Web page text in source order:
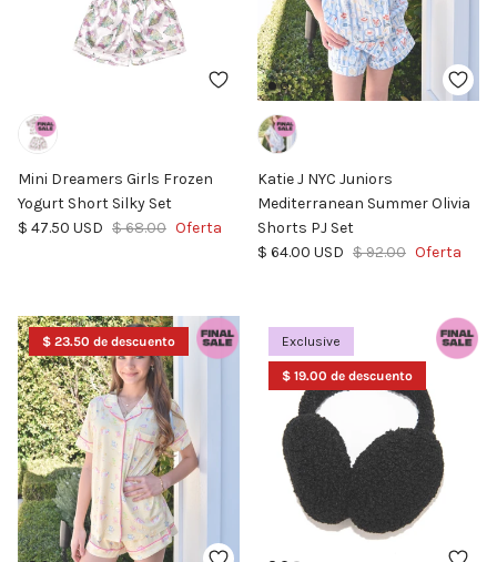
Mini Dreamers Girls Frozen
Yogurt Short Silky Set
Precio de venta
$ 47.50 USD Precio normal
$ 68.00 Oferta
Katie J NYC Juniors
Mediterranean Summer Olivia
Shorts PJ Set
Precio de venta
$ 64.00 USD Precio normal
$ 92.00 Oferta
$ 23.50 de descuento Exclusive
$ 19.00 de descuento